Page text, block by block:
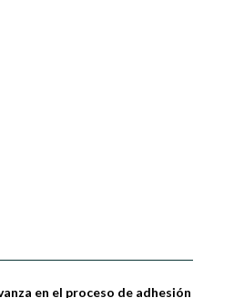
en el proceso de adhesión